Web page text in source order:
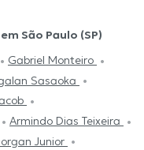
São Paulo (SP)
Gabriel Monteiro
Sasaoka
Armindo Dias Teixeira
Junior